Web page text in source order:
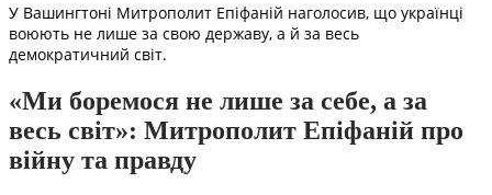
У Вашингтоні Митрополит Епіфаній наголосив, що українці
воюють не лише за свою державу, а й за весь
демократичний світ.
«Ми боремося не лише за себе, а за
весь світ»: Митрополит Епіфаній про
війну та правду